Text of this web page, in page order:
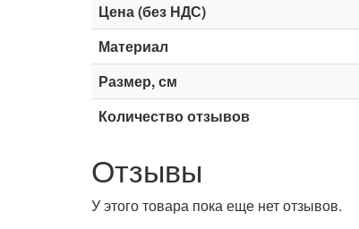
Цена (без НДС)
Материал
Размер, см
Количество отзывов
Отзывы
У этого товара пока еще нет отзывов.